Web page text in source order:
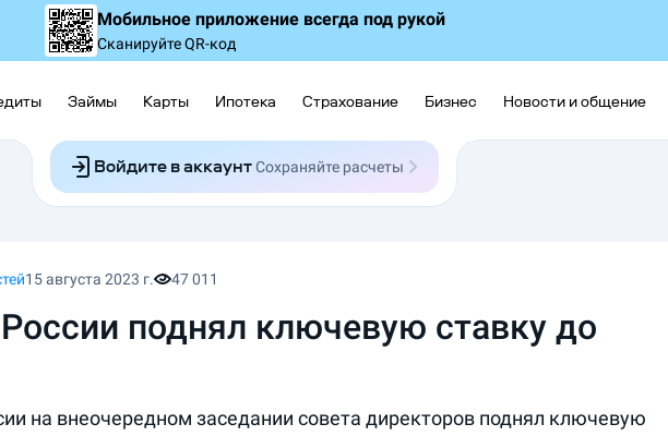
Мобильное приложение всегда под рукой
Сканируйте QR-код
Займы Карты Ипотека Страхование Бизнес Новости и общение
Войдите в аккаунтСохраняйте расчеты
Участвуйте в акциях
15 августа 2023 г. 47 011
поднял ключевую ставку до
на внеочередном заседании совета директоров поднял ключевую